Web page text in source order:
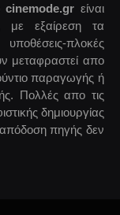
cinemode.gr είναι
με εξαίρεση τα
πλοκές
μεταφραστεί απο
παραγωγής ή
Πολλές απο τις
δημιουργίας
πηγής δεν